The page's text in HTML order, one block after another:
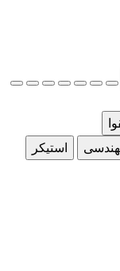
استیکر